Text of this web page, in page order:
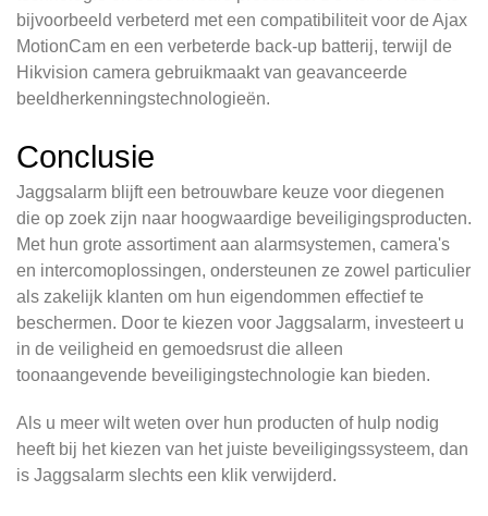
bijvoorbeeld verbeterd met een compatibiliteit voor de Ajax
MotionCam en een verbeterde back-up batterij, terwijl de
Hikvision camera gebruikmaakt van geavanceerde
beeldherkenningstechnologieën.
Conclusie
Jaggsalarm blijft een betrouwbare keuze voor diegenen
die op zoek zijn naar hoogwaardige beveiligingsproducten.
Met hun grote assortiment aan alarmsystemen, camera's
en intercomoplossingen, ondersteunen ze zowel particulier
als zakelijk klanten om hun eigendommen effectief te
beschermen. Door te kiezen voor Jaggsalarm, investeert u
in de veiligheid en gemoedsrust die alleen
toonaangevende beveiligingstechnologie kan bieden.
Als u meer wilt weten over hun producten of hulp nodig
heeft bij het kiezen van het juiste beveiligingssysteem, dan
is Jaggsalarm slechts een klik verwijderd.